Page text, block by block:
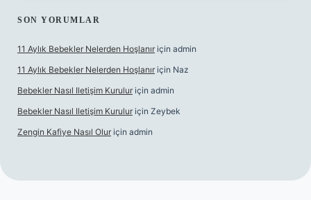
SON YORUMLAR
11 Aylık Bebekler Nelerden Hoşlanır için admin
11 Aylık Bebekler Nelerden Hoşlanır için Naz
Bebekler Nasıl Iletişim Kurulur için admin
Bebekler Nasıl Iletişim Kurulur için Zeybek
Zengin Kafiye Nasıl Olur için admin